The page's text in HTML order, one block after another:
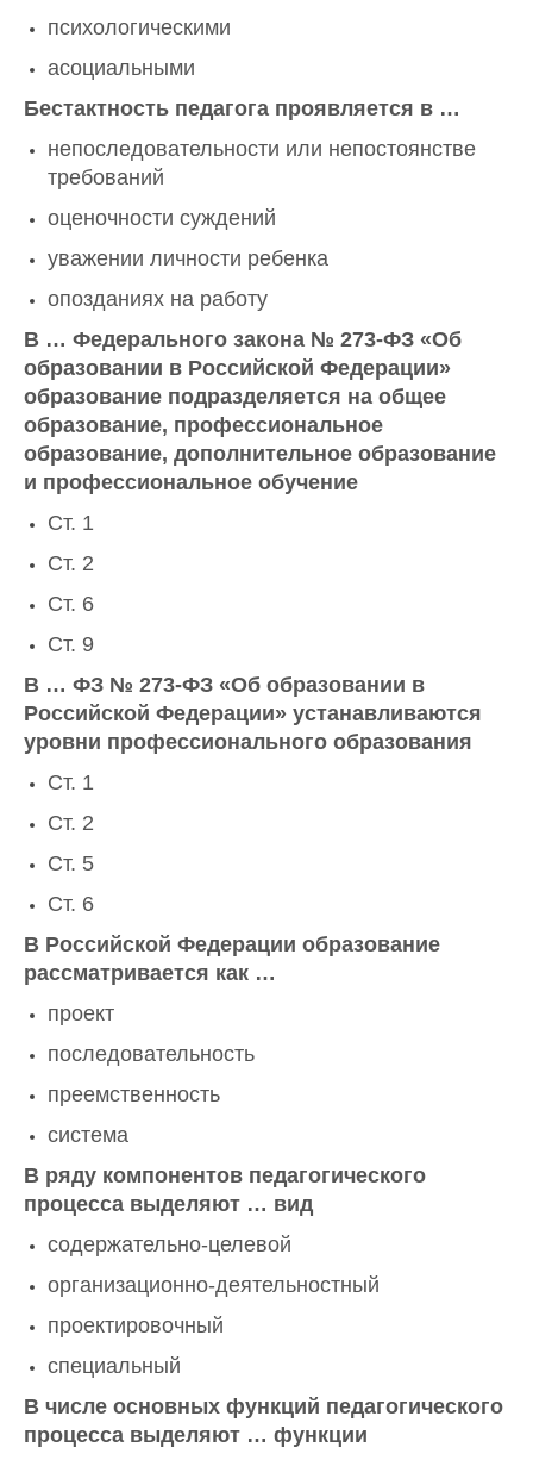
психологическими
асоциальными
Бестактность педагога проявляется в …
непоследовательности или непостоянстве
требований
оценочности суждений
уважении личности ребенка
опозданиях на работу
В … Федерального закона № 273-ФЗ «Об
образовании в Российской Федерации»
образование подразделяется на общее
образование, профессиональное
образование, дополнительное образование
и профессиональное обучение
Ст. 1
Ст. 2
Ст. 6
Ст. 9
В … ФЗ № 273-ФЗ «Об образовании в
Российской Федерации» устанавливаются
уровни профессионального образования
Ст. 1
Ст. 2
Ст. 5
Ст. 6
В Российской Федерации образование
рассматривается как …
проект
последовательность
преемственность
система
В ряду компонентов педагогического
процесса выделяют … вид
содержательно-целевой
организационно-деятельностный
проектировочный
специальный
В числе основных функций педагогического
процесса выделяют … функции